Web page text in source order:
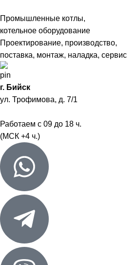
Промышленные котлы,
котельное оборудование
Проектирование, производство,
поставка, монтаж, наладка, сервис
г. Бийск
ул. Трофимова, д. 7/1
Работаем с 09 до 18 ч.
(МСК +4 ч.)